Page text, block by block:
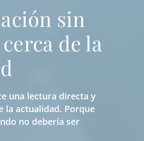
sin
de la
una lectura directa y
la actualidad. Porque
no debería ser